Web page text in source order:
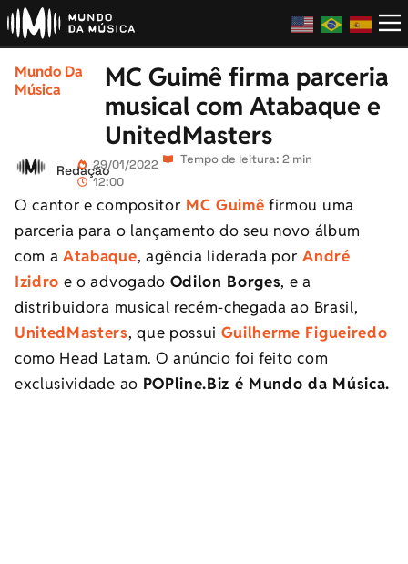
Mundo Da
Música
MC Guimê firma parceria
musical com Atabaque e
UnitedMasters
Redação29/01/2022
12:00
Tempo de leitura: 2 min
O cantor e compositor MC Guimê firmou uma
parceria para o lançamento do seu novo álbum
com aAtabaque, agência liderada por André
Izidro e o advogado Odilon Borges, e a
distribuidora musical recém-chegada ao Brasil,
UnitedMasters, que possui Guilherme Figueiredo
como Head Latam. O anúncio foi feito com
exclusividade ao POPline.Biz é Mundo da Música.